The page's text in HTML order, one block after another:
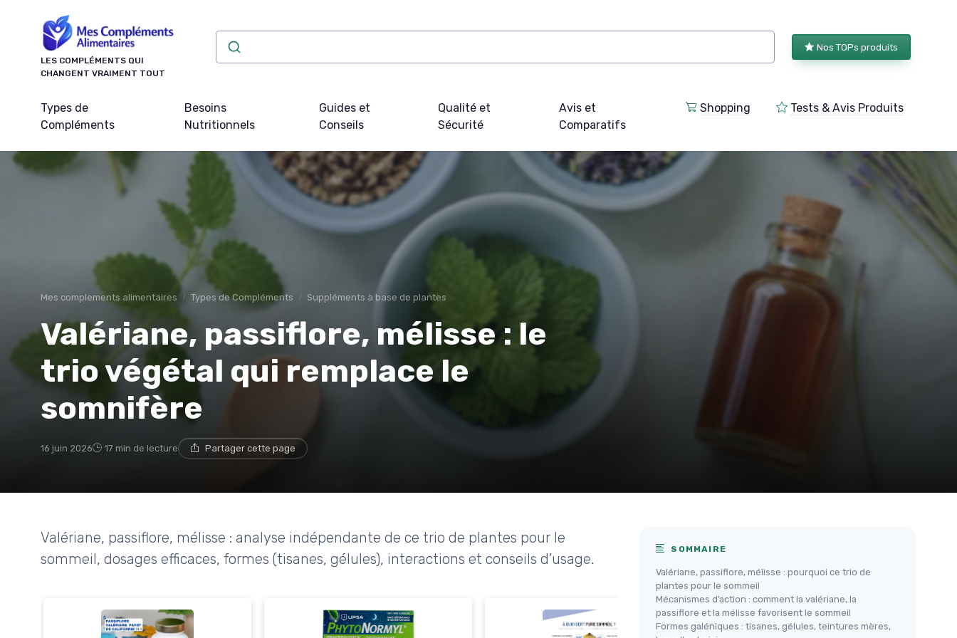
LES COMPLÉMENTS QUI
CHANGENT VRAIMENT TOUT
Nos TOPs produits
Types de
Compléments
Besoins
Nutritionnels
Guides et
Conseils
Qualité et
Sécurité
Avis et
Comparatifs
Shopping Tests & Avis Produits
Mes complements alimentaires Types de Compléments Suppléments à base de plantes
Valériane, passiflore, mélisse : le
trio végétal qui remplace le
somnifère
16 juin 2026 17 min de lecture Partager cette page
Valériane, passiflore, mélisse : analyse indépendante de ce trio de plantes pour le
sommeil, dosages efficaces, formes (tisanes, gélules), interactions et conseils d’usage.
SOMMAIRE
Valériane, passiflore, mélisse : pourquoi ce trio de
plantes pour le sommeil
Mécanismes d’action : comment la valériane, la
passiflore et la mélisse favorisent le sommeil
Formes galéniques : tisanes, gélules, teintures mères,